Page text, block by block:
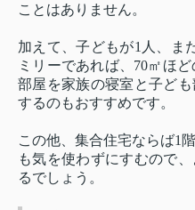
ことはありません。
加えて、子どもが1人、ま
ミリーであれば、70㎡ほ
部屋を家族の寝室と子ど
するのもおすすめです。
この他、集合住宅ならば1
も気を使わずにすむので
るでしょう。